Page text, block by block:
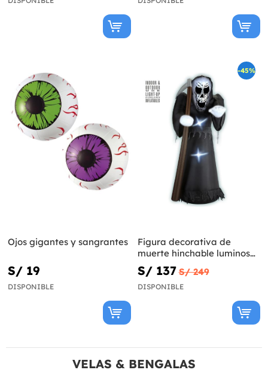
Ojos gigantes y sangrantes
S/ 19
DISPONIBLE
-45%
Figura decorativa de
muerte hinchable luminosa
gigante
S/ 137 S/ 249
DISPONIBLE
VELAS & BENGALAS